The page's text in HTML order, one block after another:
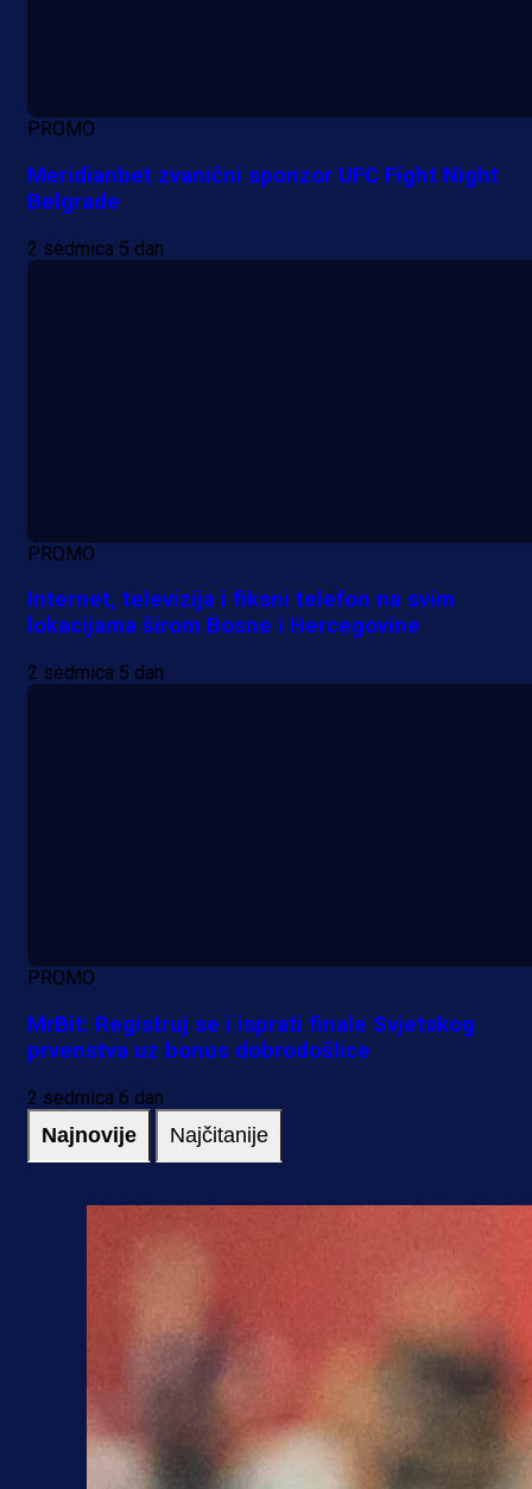
PROMO
Meridianbet zvanični sponzor UFC Fight Night
Belgrade
2 sedmica 5 dan
PROMO
Internet, televizija i fiksni telefon na svim
lokacijama širom Bosne i Hercegovine
2 sedmica 5 dan
PROMO
MrBit: Registruj se i isprati finale Svjetskog
prvenstva uz bonus dobrodošlice
2 sedmica 6 dan
Najnovije Najčitanije